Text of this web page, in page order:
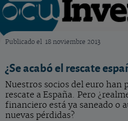
Publicado el 18 noviembre 2013
¿Se acabó el rescate
Nuestros socios del euro han
rescate a España. Pero
financiero está ya saneado o
nuevas pérdidas?